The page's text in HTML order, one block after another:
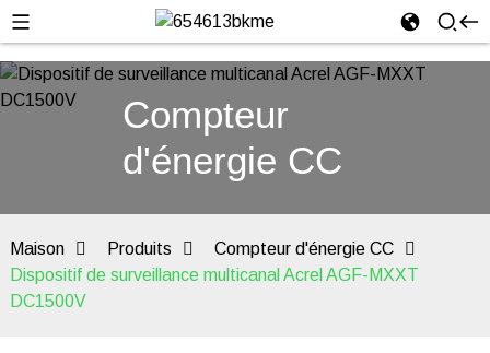
Compteur
d'énergie CC
Maison Produits
Compteur d'énergie CC
Dispositif de surveillance multicanal Acrel AGF-MXXT
DC1500V